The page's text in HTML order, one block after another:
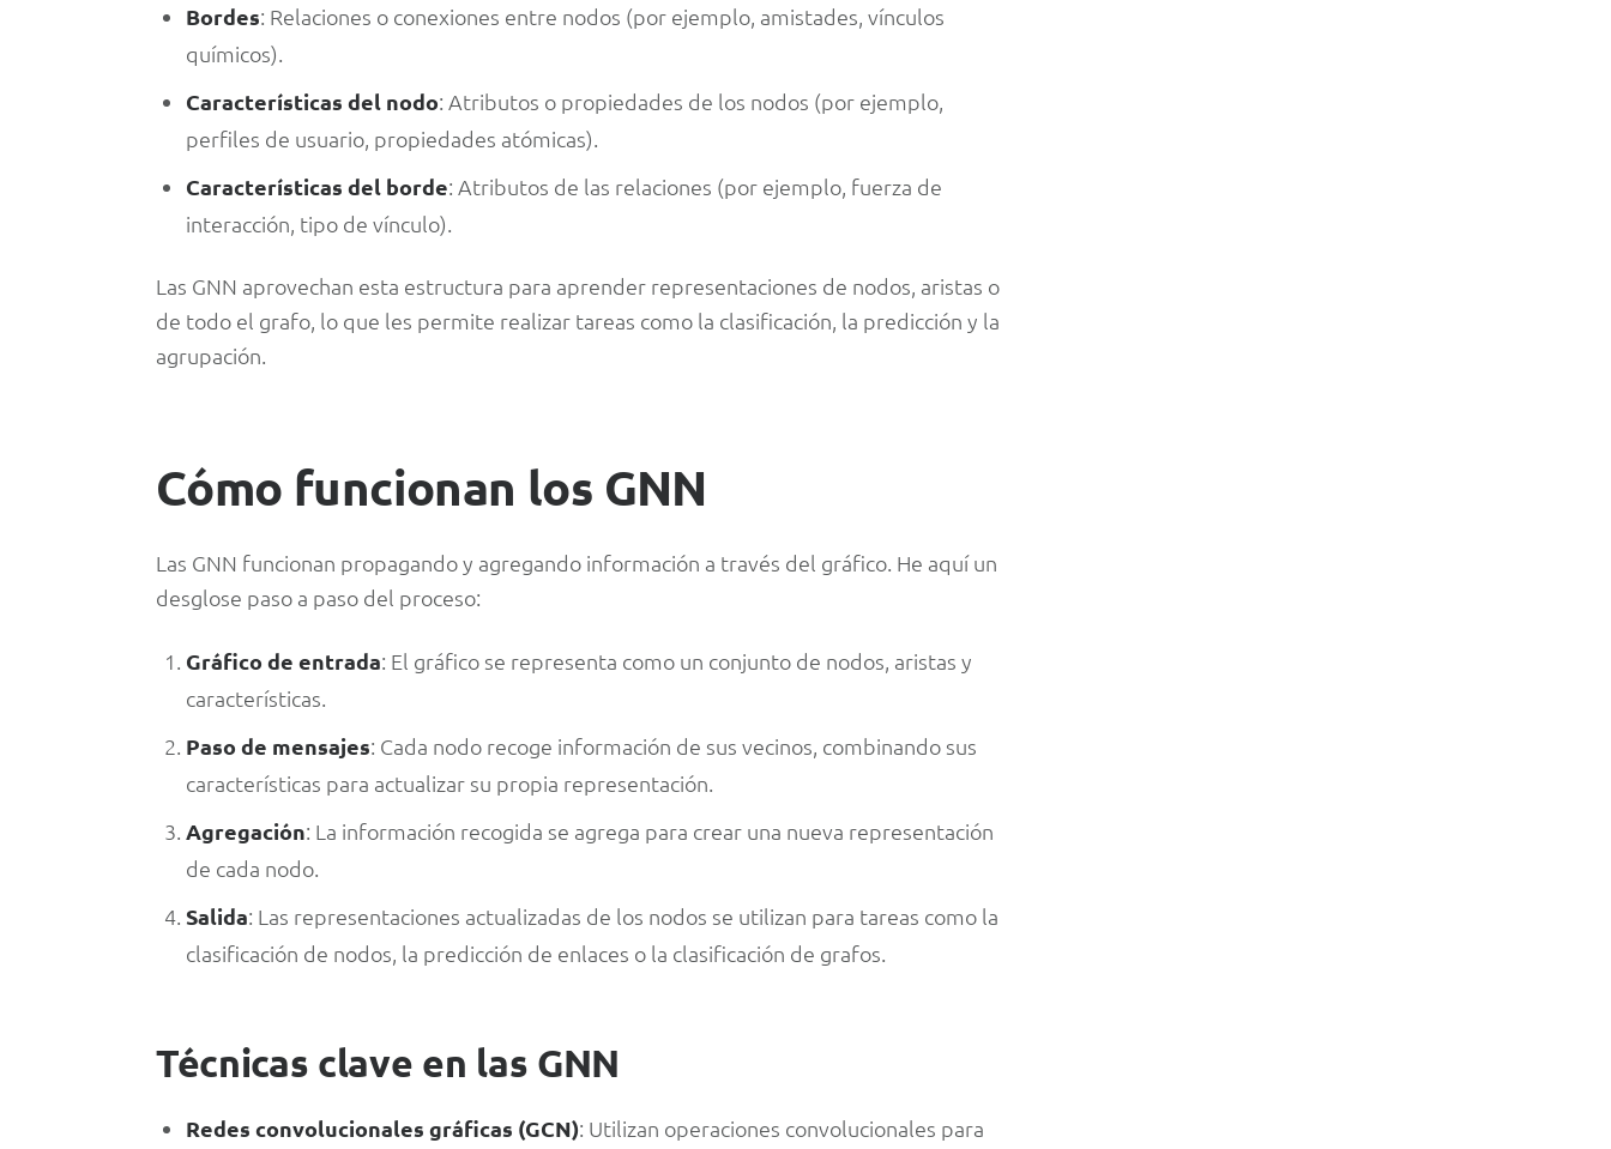
Bordes: Relaciones o conexiones entre nodos (por ejemplo, amistades, vínculos
químicos).
Características del nodo: Atributos o propiedades de los nodos (por ejemplo,
perfiles de usuario, propiedades atómicas).
Características del borde: Atributos de las relaciones (por ejemplo, fuerza de
interacción, tipo de vínculo).
Las GNN aprovechan esta estructura para aprender representaciones de nodos, aristas o
de todo el grafo, lo que les permite realizar tareas como la clasificación, la predicción y la
agrupación.
Cómo funcionan los GNN
Las GNN funcionan propagando y agregando información a través del gráfico. He aquí un
desglose paso a paso del proceso:
Gráfico de entrada: El gráfico se representa como un conjunto de nodos, aristas y
características.
Paso de mensajes: Cada nodo recoge información de sus vecinos, combinando sus
características para actualizar su propia representación.
Agregación: La información recogida se agrega para crear una nueva representación
de cada nodo.
Salida: Las representaciones actualizadas de los nodos se utilizan para tareas como la
clasificación de nodos, la predicción de enlaces o la clasificación de grafos.
Técnicas clave en las GNN
Redes convolucionales gráficas (GCN): Utilizan operaciones convolucionales para